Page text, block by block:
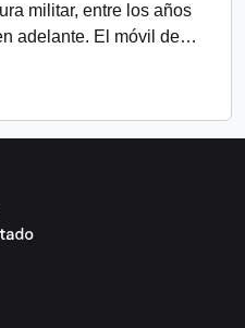
militar, entre los años
adelante. El móvil de…